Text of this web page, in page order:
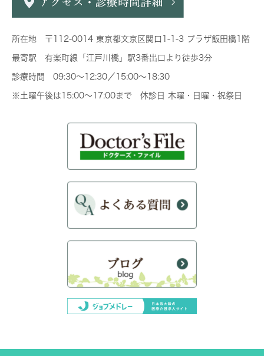
所在地 〒112-0014 東京都文京区関口1-1-3 プラザ飯田橋1階
最寄駅 有楽町線「江戸川橋」駅3番出口より徒歩3分
診療時間 09:30～12:30／15:00～18:30
※土曜午後は15:00～17:00まで 休診日 木曜・日曜・祝祭日